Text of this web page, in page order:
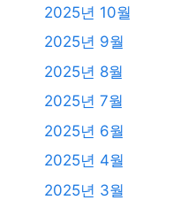
2025년 10월
2025년 9월
2025년 8월
2025년 7월
2025년 6월
2025년 4월
2025년 3월